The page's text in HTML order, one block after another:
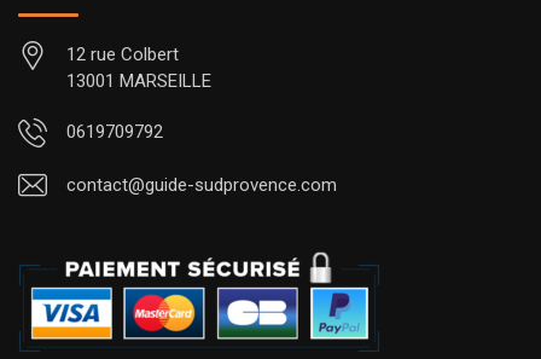
12 rue Colbert
13001 MARSEILLE
0619709792
contact@guide-sudprovence.com